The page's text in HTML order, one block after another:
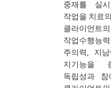
중재를 실
작업을 치료
클라이
작업수행능
주의력, 지
지기능을
독립성과